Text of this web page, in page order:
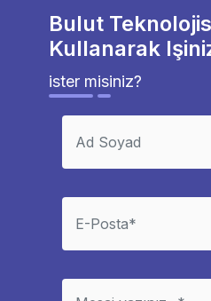
Bulut
Kullanarak
ister misiniz?